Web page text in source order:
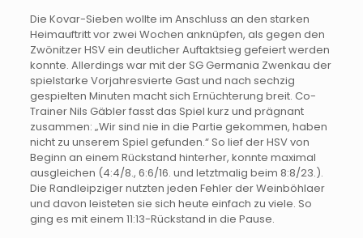
Die Kovar-Sieben wollte im Anschluss an den starken
Heimauftritt vor zwei Wochen anknüpfen, als gegen den
Zwönitzer HSV ein deutlicher Auftaktsieg gefeiert werden
konnte. Allerdings war mit der SG Germania Zwenkau der
spielstarke Vorjahresvierte Gast und nach sechzig
gespielten Minuten macht sich Ernüchterung breit. Co-
Trainer Nils Gäbler fasst das Spiel kurz und prägnant
zusammen: „Wir sind nie in die Partie gekommen, haben
nicht zu unserem Spiel gefunden.“ So lief der HSV von
Beginn an einem Rückstand hinterher, konnte maximal
ausgleichen (4:4/8., 6:6/16. und letztmalig beim 8:8/23.).
Die Randleipziger nutzten jeden Fehler der Weinböhlaer
und davon leisteten sie sich heute einfach zu viele. So
ging es mit einem 11:13-Rückstand in die Pause.